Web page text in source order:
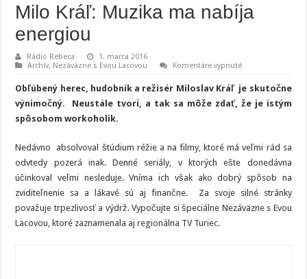
Milo Kráľ: Muzika ma nabíja
energiou
Rádio Rebeca
1. marca 2016
Archív, Nezáväzne s Evou Lacovou Komentáre vypnuténa
Kráľ:
Muzika
ma
nabíja
Obľúbený herec, hudobník a režisér Miloslav Kráľ je skutočne
výnimočný. Neustále tvorí, a tak sa môže zdať, že je istým
spôsobom workoholik.
Nedávno absolvoval štúdium réžie a na filmy, ktoré má veľmi rád sa
odvtedy pozerá inak. Denné seriály, v ktorých ešte donedávna
účinkoval veľmi nesleduje. Vníma ich však ako dobrý spôsob na
zviditeľnenie sa a lákavé sú aj finančne. Za svoje silné stránky
považuje trpezlivosť a výdrž. Vypočujte si špeciálne Nezáväzne s Evou
Lacovou, ktoré zaznamenala aj regionálna TV Turiec.